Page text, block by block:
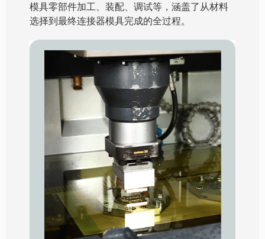
模具零部件加工、装配、调试等，涵盖了从材料
选择到最终连接器模具完成的全过程。